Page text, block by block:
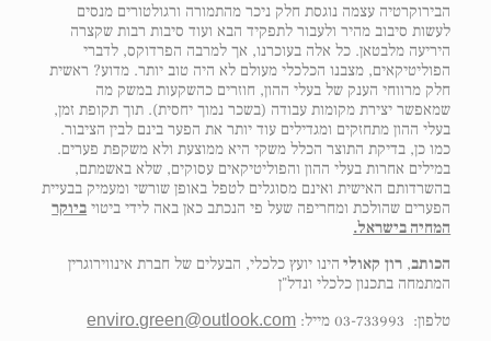
הבירוקרטיה עצמה נוגסת חלק ניכר מהתמורה ורגולטורים מנסים
לעשות סיבוב מהיר ולעבור לתפקיד הבא ועוד סיבות רבות שקצרה
היריעה מלבטאן. כל אלה בעוכרנו, אך למרבה הפרדוקס, לדברי
הפוליטיקאים, מצבנו הכלכלי מעולם לא היה טוב יותר. מדוע? ראשית
חלק מרווחי הענק של בעלי ההון, חוזרים כהשקעות במשק מה
שמאפשר יצירת מקומות עבודה (בשכר נמוך יחסית). תוך תקופת זמן,
בעלי ההון מתחזקים ומגדילים עוד יותר את הפער בינם לבין הציבור.
כמו כן, בדיקת התוצר הכלל משקי היא ממוצעת ולא משקפת פערים.
במילים אחרות בעלי ההון והפוליטיקאים עסוקים, שלא באשמתם,
בהשרדותם האישית ואינם מסוגלים לטפל באופן שורשי ומעמיק בבעיית
הפערים שהולכת ומחריפה שעל פי הנכתב כאן באה לידי ביטוי ביוקר
המחיה בישראל.
הכותב, רון קאולי הינו יועץ כלכלי, הבעלים של חברת אינווירוגרין
המתמחה בתכנון כלכלי ונדל"ן
טלפון: 03-733993 מייל:
enviro.green@outlook.com